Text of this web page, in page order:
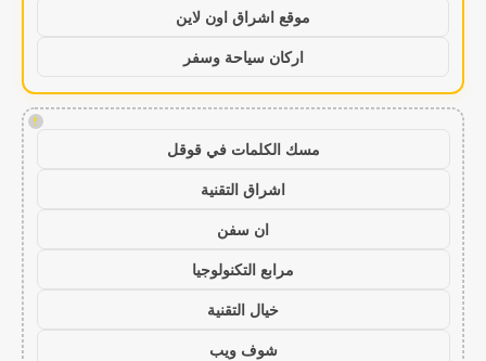
موقع اشراق اون لاين
اركان سياحة وسفر
!
مسك الكلمات في قوقل
اشراق التقنية
ان سفن
مرابع التكنولوجيا
خيال التقنية
شوف ويب